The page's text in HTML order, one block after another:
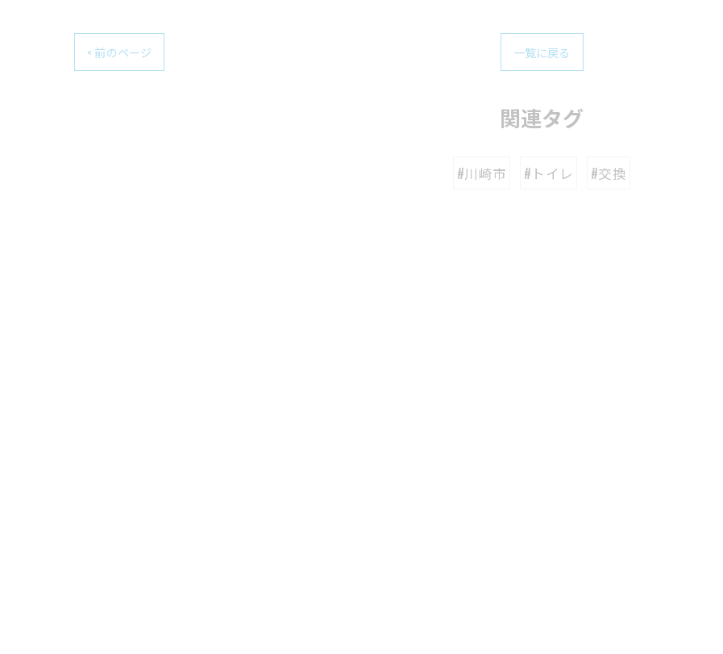
< 前のページ 一覧に戻る
関連タグ
#川崎市 #トイレ #交換